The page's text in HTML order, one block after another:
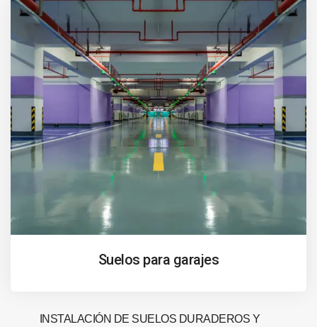
Suelos para garajes
INSTALACIÓN DE SUELOS DURADEROS Y